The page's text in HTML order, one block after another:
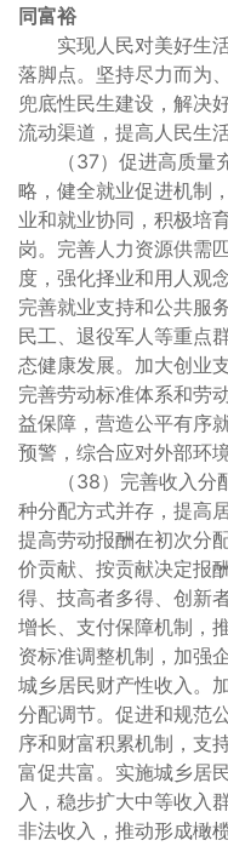
同富裕
实现人民对美好生活
落脚点。坚持尽力而为
兜底性民生建设，解决
流动渠道，提高人民生活
（37）促进高质量充
略，健全就业促进机制
业和就业协同，积极培
岗。完善人力资源供需
度，强化择业和用人观
完善就业支持和公共服
民工、退役军人等重点
态健康发展。加大创业
完善劳动标准体系和劳
益保障，营造公平有序
预警，综合应对外部环
（38）完善收入分配
种分配方式并存，提高
提高劳动报酬在初次分
价贡献、按贡献决定报
得、技高者多得、创新
增长、支付保障机制，
资标准调整机制，加强
城乡居民财产性收入。
分配调节。促进和规范
序和财富积累机制，支
富促共富。实施城乡居
入，稳步扩大中等收入
非法收入，推动形成橄